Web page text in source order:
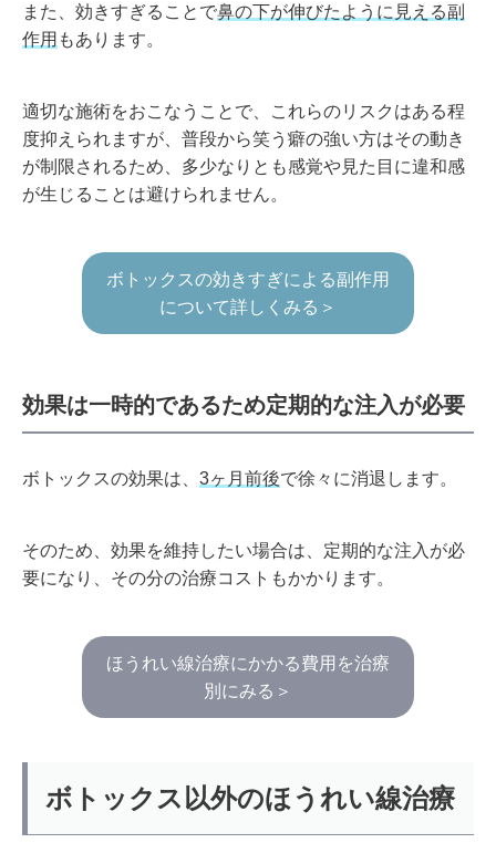
また、効きすぎることで鼻の下が伸びたように見える副
作用 もあります。
適切な施術をおこなうことで、これらのリスクはある程
度抑えられますが、普段から笑う癖の強い方はその動き
が制限されるため、多少なりとも感覚や見た目に違和感
が生じることは避けられません。
ボトックスの効きすぎによる副作用
について詳しくみる＞
効果は一時的であるため定期的な注入が必要
ボトックスの効果は、 3ヶ月前後で徐々に消退します。
そのため、効果を維持したい場合は、定期的な注入が必
要になり、その分の治療コストもかかります。
ほうれい線治療にかかる費用を治療
別にみる＞
ボトックス以外のほうれい線治療